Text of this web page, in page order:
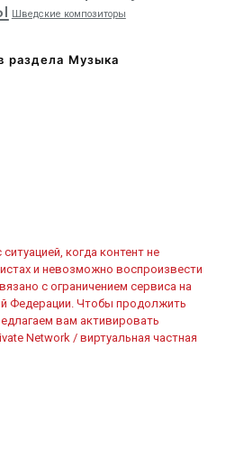
Шведские композиторы
раздела Музыка
когда контент не
и невозможно воспроизвести
с ограничением сервиса на
Федерации. Чтобы продолжить
вам активировать
Network / виртуальная частная